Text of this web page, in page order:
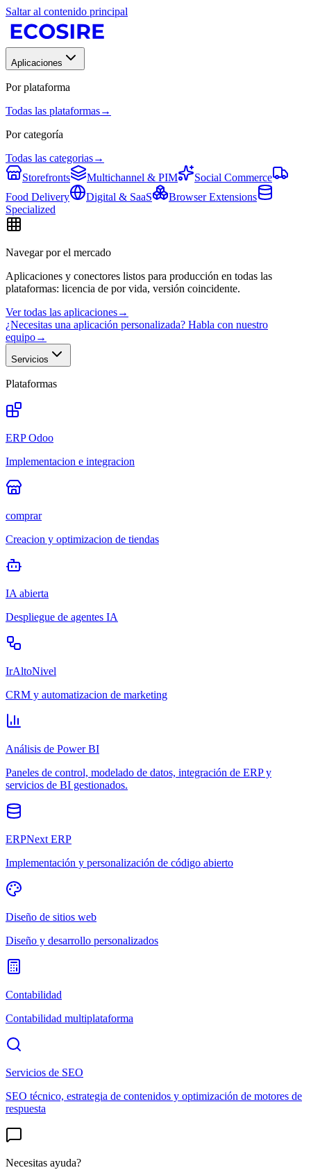
Saltar al contenido principal
Aplicaciones
Por plataforma
Todas las plataformas→
Por categoría
Todas las categorias→
Storefronts
Multichannel & PIM
Social Commerce
Food Delivery
Digital & SaaS
Browser Extensions
Specialized
Navegar por el mercado
Aplicaciones y conectores listos para producción en todas las
plataformas: licencia de por vida, versión coincidente.
Ver todas las aplicaciones→
¿Necesitas una aplicación personalizada? Habla con nuestro
equipo→
Servicios
Plataformas
ERP Odoo
Implementacion e integracion
comprar
Creacion y optimizacion de tiendas
IA abierta
Despliegue de agentes IA
IrAltoNivel
CRM y automatizacion de marketing
Análisis de Power BI
Paneles de control, modelado de datos, integración de ERP y
servicios de BI gestionados.
ERPNext ERP
Implementación y personalización de código abierto
Diseño de sitios web
Diseño y desarrollo personalizados
Contabilidad
Contabilidad multiplataforma
Servicios de SEO
SEO técnico, estrategia de contenidos y optimización de motores de
respuesta
Necesitas ayuda?